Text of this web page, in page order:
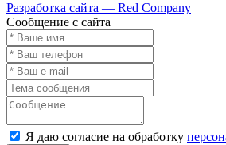
Разработка сайта — Red Company
Сообщение с сайта
Я даю согласие на обработку